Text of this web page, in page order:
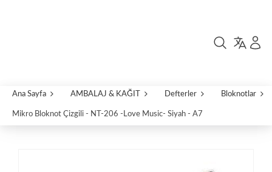
Ana Sayfa AMBALAJ & KAĞIT Defterler Bloknotlar
Mikro Bloknot Çizgili - NT-206 -Love Music- Siyah - A7